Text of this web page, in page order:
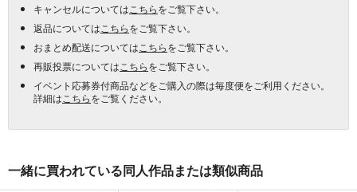
キャンセルについては こちらをご覧下さい。
返品については こちらをご覧下さい。
おまとめ配送については こちらをご覧下さい。
再販投票については こちらをご覧下さい。
イベント応募券付商品などをご購入の際は毎度便をご利用ください。
詳細は こちらをご覧ください。
一緒に買われている同人作品または類似商品